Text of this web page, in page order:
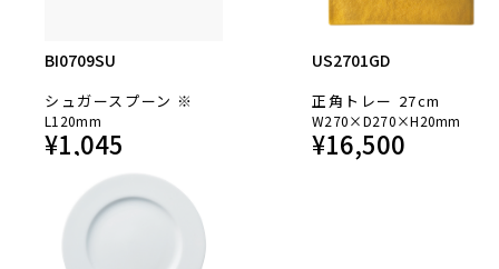
BI0709SU
シュガースプーン ※
L120mm
¥1,045
US2701GD
正角トレー 27cm
W270×D270×H20mm
¥16,500